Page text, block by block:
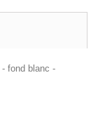
- fond blanc -